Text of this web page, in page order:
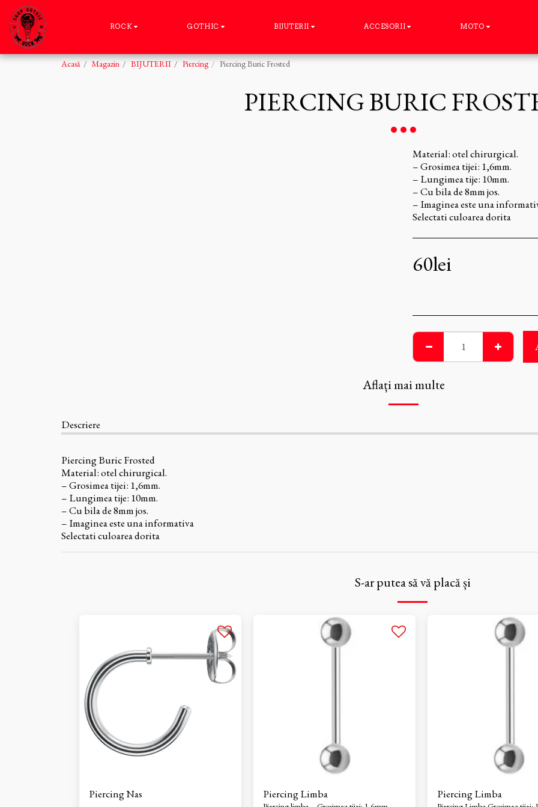
ROCK GOTHIC BIJUTERII ACCESORII MOTO
Acasă Magazin BIJUTERII Piercing Piercing Buric Frosted
PIERCING BURIC
Material: otel chirurgical.
– Grosimea tijei: 1,6mm.
– Lungimea tije: 10mm.
– Cu bila de 8mm jos.
– Imaginea este una
Selectati culoarea dorita
60lei
Aflați mai multe
Descriere
Piercing Buric Frosted
Material: otel chirurgical.
– Grosimea tijei: 1,6mm.
– Lungimea tije: 10mm.
– Cu bila de 8mm jos.
– Imaginea este una informativa
Selectati culoarea dorita
S-ar putea să vă placă și
Piercing Nas Piercing Limba Piercing Limba